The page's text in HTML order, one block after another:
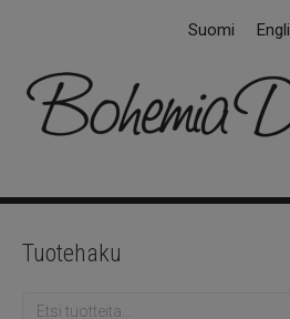
Suomi
Tuotehaku
Etsi: